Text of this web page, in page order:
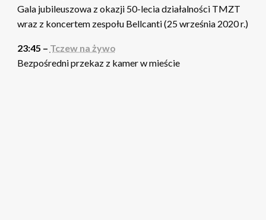
Gala jubileuszowa z okazji 50-lecia działalności TMZT
wraz z koncertem zespołu Bellcanti (25 września 2020 r.)
23:45 – Tczew na żywo
Bezpośredni przekaz z kamer w mieście